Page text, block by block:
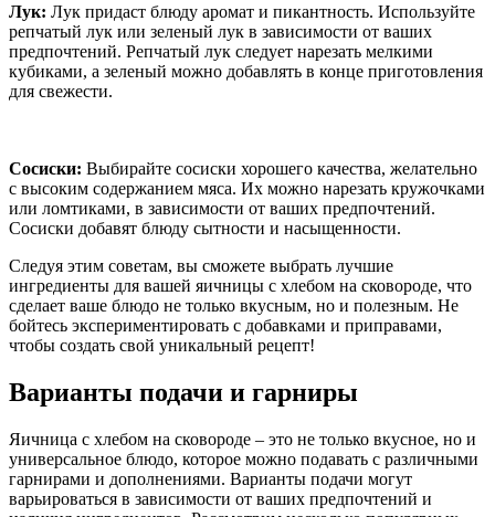
Лук: Лук придаст блюду аромат и пикантность. Используйте
репчатый лук или зеленый лук в зависимости от ваших
предпочтений. Репчатый лук следует нарезать мелкими
кубиками, а зеленый можно добавлять в конце приготовления
для свежести.
Сосиски: Выбирайте сосиски хорошего качества, желательно
с высоким содержанием мяса. Их можно нарезать кружочками
или ломтиками, в зависимости от ваших предпочтений.
Сосиски добавят блюду сытности и насыщенности.
Следуя этим советам, вы сможете выбрать лучшие
ингредиенты для вашей яичницы с хлебом на сковороде, что
сделает ваше блюдо не только вкусным, но и полезным. Не
бойтесь экспериментировать с добавками и приправами,
чтобы создать свой уникальный рецепт!
Варианты подачи и гарниры
Яичница с хлебом на сковороде – это не только вкусное, но и
универсальное блюдо, которое можно подавать с различными
гарнирами и дополнениями. Варианты подачи могут
варьироваться в зависимости от ваших предпочтений и